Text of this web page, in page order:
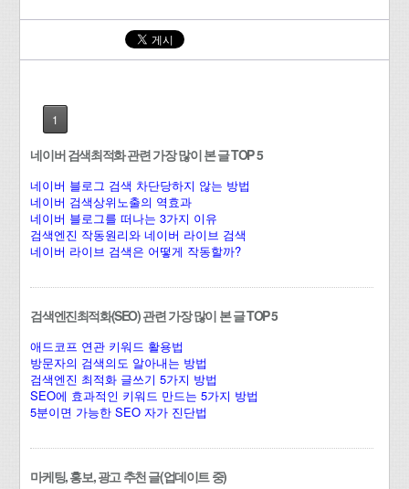
1
네이버 검색최적화 관련 가장 많이 본 글 TOP 5
네이버 블로그 검색 차단당하지 않는 방법
네이버 검색상위노출의 역효과
네이버 블로그를 떠나는 3가지 이유
검색엔진 작동원리와 네이버 라이브 검색
네이버 라이브 검색은 어떻게 작동할까?
검색엔진최적화(SEO) 관련 가장 많이 본 글 TOP 5
애드코프 연관 키워드 활용법
방문자의 검색의도 알아내는 방법
검색엔진 최적화 글쓰기 5가지 방법
SEO에 효과적인 키워드 만드는 5가지 방법
5분이면 가능한 SEO 자가 진단법
마케팅, 홍보, 광고 추천 글(업데이트 중)